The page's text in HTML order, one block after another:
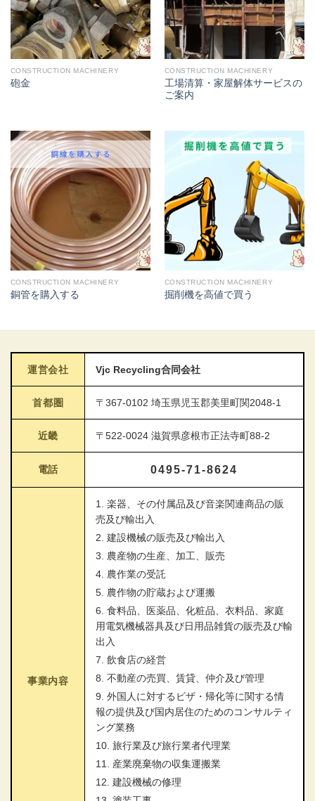
CONSTRUCTION MACHINERY
砲金
CONSTRUCTION MACHINERY
工場清算・家屋解体サービスの
ご案内
CONSTRUCTION MACHINERY
銅管を購入する
CONSTRUCTION MACHINERY
掘削機を高値で買う
運営会社 Vjc Recycling合同会社
首都圏 〒367-0102 埼玉県児玉郡美里町関2048-1
近畿 〒522-0024 滋賀県彦根市正法寺町88-2
電話 0495-71-8624
事業内容
1. 楽器、その付属品及び音楽関連商品の販
売及び輸出入
2. 建設機械の販売及び輸出入
3. 農産物の生産、加工、販売
4. 農作業の受託
5. 農作物の貯蔵および運搬
6. 食料品、医薬品、化粧品、衣料品、家庭
用電気機械器具及び日用品雑貨の販売及び輸
出入
7. 飲食店の経営
8. 不動産の売買、賃貸、仲介及び管理
9. 外国人に対するビザ・帰化等に関する情
報の提供及び国内居住のためのコンサルティ
ング業務
10. 旅行業及び旅行業者代理業
11. 産業廃棄物の収集運搬業
12. 建設機械の修理